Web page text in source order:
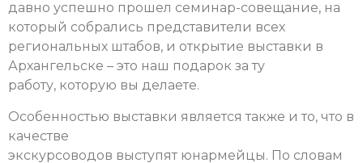
давно успешно прошел семинар-совещание, на
который собрались представители всех
региональных штабов, и открытие выставки в
Архангельске – это наш подарок за ту
работу, которую вы делаете.
Особенностью выставки является также и то, что в
качестве
экскурсоводов выступят юнармейцы. По словам